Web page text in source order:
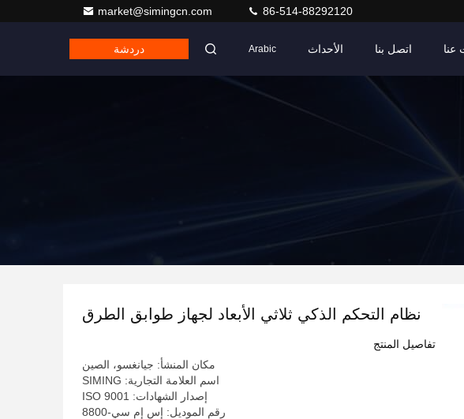
market@simingcn.com 86-514-88292120
عنا اتصل بنا الأحداث Arabic دردشة
نظام التحكم الذكي ثلاثي الأبعاد لجهاز طوابق الطرق
تفاصيل المنتج
مكان المنشأ: جيانغسو، الصين
اسم العلامة التجارية: SIMING
إصدار الشهادات: ISO 9001
رقم الموديل: إس إم سي-8800